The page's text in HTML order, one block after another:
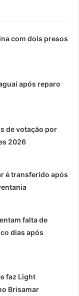
com dois presos
após reparo
de votação por
2026
é transferido após
falta de
dias após
faz Light
Brisamar